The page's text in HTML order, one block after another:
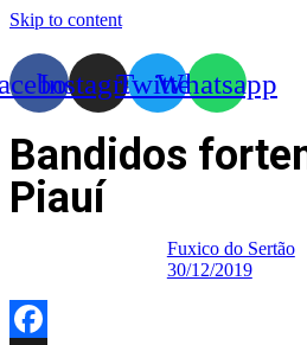
Skip to content
InstagramTwitterWhatsapp
Bandidos
Piauí
Fuxico do Sertão
30/12/2019